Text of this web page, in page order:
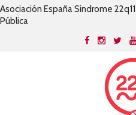
Asociación España Síndrome
Pública